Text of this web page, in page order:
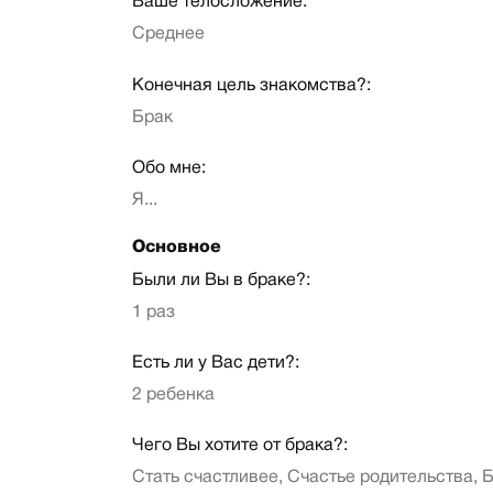
Среднее
Конечная цель знакомства?:
Брак
Обо мне:
Я...
Основное
Были ли Вы в браке?:
1 раз
Есть ли у Вас дети?:
2 ребенка
Чего Вы хотите от брака?:
Стать счастливее, Счастье родительства,